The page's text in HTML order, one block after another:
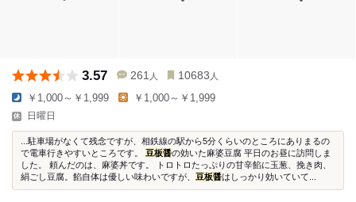
3.57 261 人 10683 人
￥1,000～￥1,999 ￥1,000～￥1,999
日曜日
...駐車場がなくて残念ですが、相鉄線の駅から5分くらいのところにありまるの
で電車行きやすいところです。 豆板醤の効いた麻婆豆腐 平日のお昼に訪問しま
した。 頼んだのは、麻婆丼です。 トロトロたっぷりの甘辛餡に玉葱、挽き肉、
絹ごし豆腐。餡自体は優しい味わいですが、 豆板醤はしっかり効いていて...